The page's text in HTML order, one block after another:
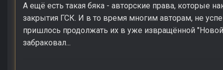
А ещё есть такая бяка - авторские права, которые
закрытия ГСК. И в то время многим авторам, не
пришлось продолжать их в уже извращённой "Новой
забраковал...